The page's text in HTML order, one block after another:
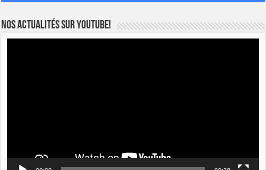
Nos actualités sur YOUTUBE!